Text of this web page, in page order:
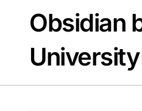
contenuObsidian